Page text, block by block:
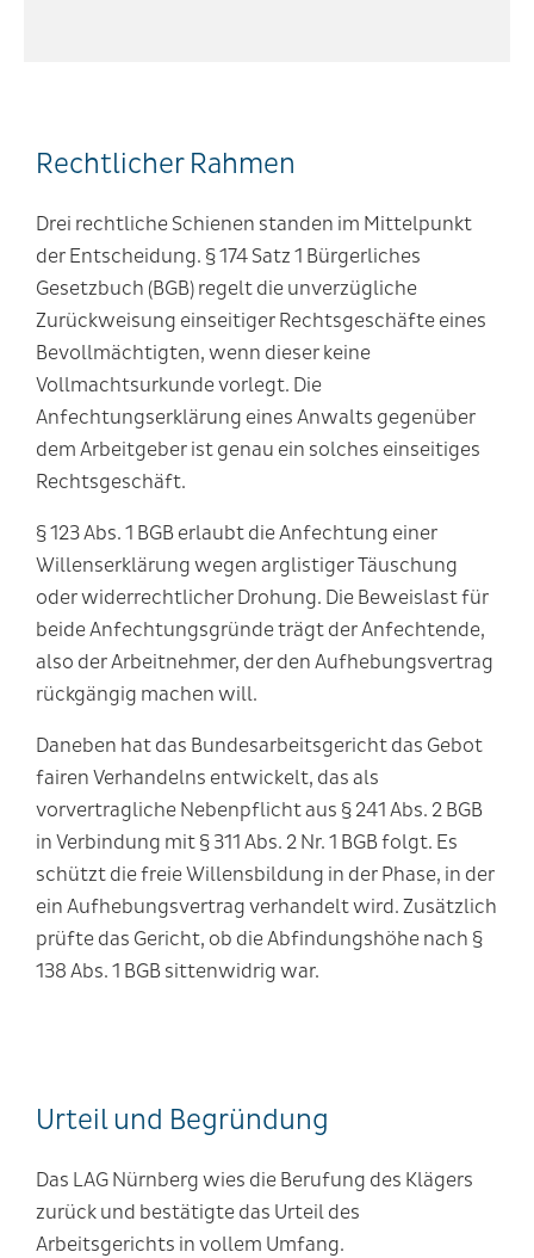
Rechtlicher Rahmen
Drei rechtliche Schienen standen im Mittelpunkt
der Entscheidung. § 174 Satz 1 Bürgerliches
Gesetzbuch (BGB) regelt die unverzügliche
Zurückweisung einseitiger Rechtsgeschäfte eines
Bevollmächtigten, wenn dieser keine
Vollmachtsurkunde vorlegt. Die
Anfechtungserklärung eines Anwalts gegenüber
dem Arbeitgeber ist genau ein solches einseitiges
Rechtsgeschäft.
§ 123 Abs. 1 BGB erlaubt die Anfechtung einer
Willenserklärung wegen arglistiger Täuschung
oder widerrechtlicher Drohung. Die Beweislast für
beide Anfechtungsgründe trägt der Anfechtende,
also der Arbeitnehmer, der den Aufhebungsvertrag
rückgängig machen will.
Daneben hat das Bundesarbeitsgericht das Gebot
fairen Verhandelns entwickelt, das als
vorvertragliche Nebenpflicht aus § 241 Abs. 2 BGB
in Verbindung mit § 311 Abs. 2 Nr. 1 BGB folgt. Es
schützt die freie Willensbildung in der Phase, in der
ein Aufhebungsvertrag verhandelt wird. Zusätzlich
prüfte das Gericht, ob die Abfindungshöhe nach §
138 Abs. 1 BGB sittenwidrig war.
Urteil und Begründung
Das LAG Nürnberg wies die Berufung des Klägers
zurück und bestätigte das Urteil des
Arbeitsgerichts in vollem Umfang.